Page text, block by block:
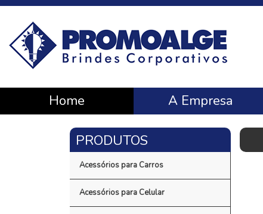
Home A Empresa
Acessórios para Carros
Acessórios para Celular